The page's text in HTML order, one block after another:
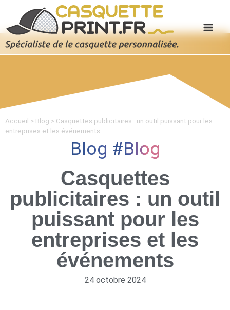
Accueil > Blog > Casquettes publicitaires : un outil puissant pour les
entreprises et les événements
Blog Blog
Casquettes
publicitaires : un outil
puissant pour les
entreprises et les
événements
24 octobre 2024